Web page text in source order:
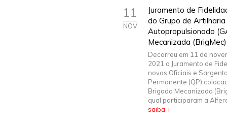
11
NOV
Juramento de
do Grupo de
Autopropulsionado
Mecanizada (BrigMec)
Decorreu em 11 de
2021 o Juramento de
novos Oficiais e
Permanente (QP)
Brigada Mecanizada
qual participaram a
saiba +